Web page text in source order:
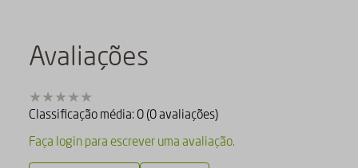
Avaliações
Classificação média: 0 (0 avaliações)
Faça login para escrever uma avaliação.